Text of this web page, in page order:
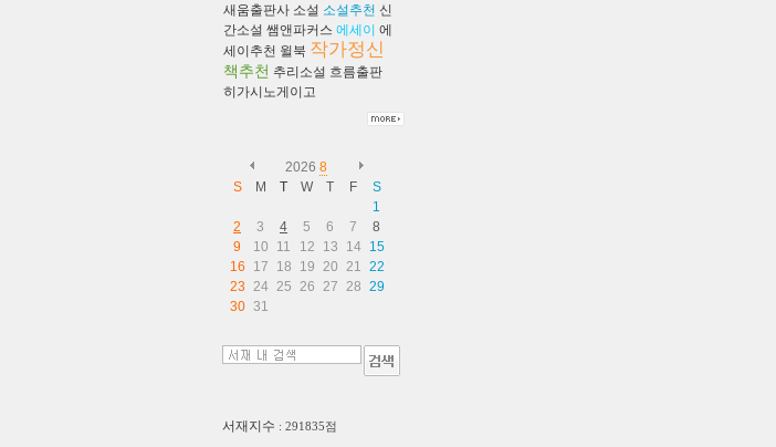
새움출판사 소설 소설추천 신
간소설 쌤앤파커스 에세이 에
세이추천 윌북 작가정신
책추천 추리소설 흐름출판
히가시노게이고
2026 8
S
M T W T F
S
1
2
3 4 5 6 7
8
9
10 11 12 13 14
15
16
17 18 19 20 21
22
23
24 25 26 27 28 29
30 31
서재지수 : 291835점